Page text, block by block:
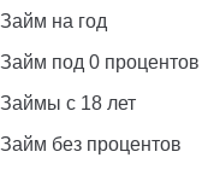
Займ на год
Займ под 0 процентов
Займы с 18 лет
Займ без процентов